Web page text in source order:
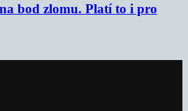
bod zlomu. Platí to i pro